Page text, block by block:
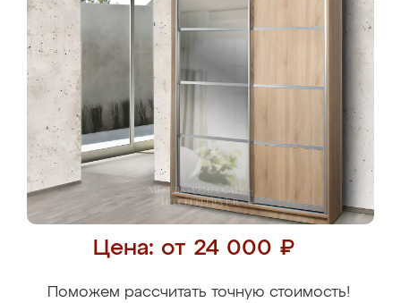
Цена: от 24 000 ₽
Поможем рассчитать точную стоимость!